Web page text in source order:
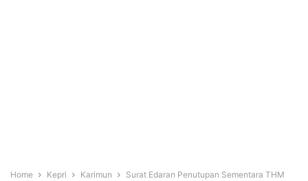
Home Kepri Karimun Surat Edaran Penutupan Sementara THM